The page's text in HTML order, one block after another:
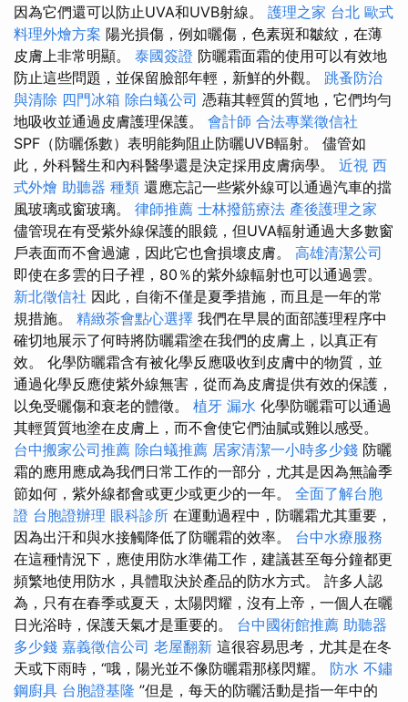
因為它們還可以防止UVA和UVB射線。 護理之家 台北 歐式
料理外燴方案 陽光損傷，例如曬傷，色素斑和皺紋，在薄
皮膚上非常明顯。 泰國簽證 防曬霜面霜的使用可以有效地
防止這些問題，並保留臉部年輕，新鮮的外觀。 跳蚤防治
與清除 四門冰箱 除白蟻公司 憑藉其輕質的質地，它們均勻
地吸收並通過皮膚護理保護。 會計師 合法專業徵信社
SPF（防曬係數）表明能夠阻止防曬UVB輻射。 儘管如
此，外科醫生和內科醫學還是決定採用皮膚病學。 近視 西
式外燴 助聽器 種類 還應忘記一些紫外線可以通過汽車的擋
風玻璃或窗玻璃。 律師推薦 士林撥筋療法 產後護理之家
儘管現在有受紫外線保護的眼鏡，但UVA輻射通過大多數窗
戶表面而不會過濾，因此它也會損壞皮膚。 高雄清潔公司
即使在多雲的日子裡，80％的紫外線輻射也可以通過雲。
新北徵信社 因此，自衛不僅是夏季措施，而且是一年的常
規措施。 精緻茶會點心選擇 我們在早晨的面部護理程序中
確切地展示了何時將防曬霜塗在我們的皮膚上，以真正有
效。 化學防曬霜含有被化學反應吸收到皮膚中的物質，並
通過化學反應使紫外線無害，從而為皮膚提供有效的保護，
以免受曬傷和衰老的體徵。 植牙 漏水 化學防曬霜可以通過
其輕質質地塗在皮膚上，而不會使它們油膩或難以感受。
台中搬家公司推薦 除白蟻推薦 居家清潔一小時多少錢 防曬
霜的應用應成為我們日常工作的一部分，尤其是因為無論季
節如何，紫外線都會或更少或更少的一年。 全面了解台胞
證 台胞證辦理 眼科診所 在運動過程中，防曬霜尤其重要，
因為出汗和與水接觸降低了防曬霜的效率。 台中水療服務
在這種情況下，應使用防水準備工作，建議甚至每分鐘都更
頻繁地使用防水，具體取決於產品的防水方式。 許多人認
為，只有在春季或夏天，太陽閃耀，沒有上帝，一個人在曬
日光浴時，保護天氣才是重要的。 台中國術館推薦 助聽器
多少錢 嘉義徵信公司 老屋翻新 這很容易思考，尤其是在冬
天或下雨時，“哦，陽光並不像防曬霜那樣閃耀。 防水 不鏽
鋼廚具 台胞證基隆 ”但是，每天的防曬活動是指一年中的